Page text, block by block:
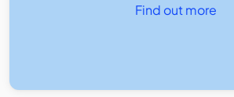
Find out more